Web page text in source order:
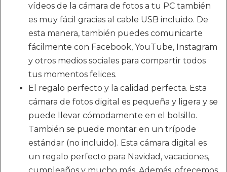
vídeos de la cámara de fotos a tu PC también
es muy fácil gracias al cable USB incluido. De
esta manera, también puedes comunicarte
fácilmente con Facebook, YouTube, Instagram
y otros medios sociales para compartir todos
tus momentos felices.
El regalo perfecto y la calidad perfecta. Esta
cámara de fotos digital es pequeña y ligera y se
puede llevar cómodamente en el bolsillo.
También se puede montar en un trípode
estándar (no incluido). Esta cámara digital es
un regalo perfecto para Navidad, vacaciones,